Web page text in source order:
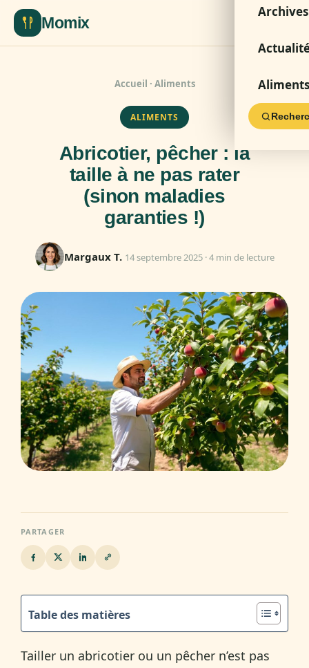
Momix
Archives
Aliments
Accueil · Aliments
ALIMENTS
Abricotier, pêcher : la
taille à ne pas rater
(sinon maladies
garanties !)
Margaux T. 14 septembre 2025 · 4 min de lecture
PARTAGER
Table des matières
Tailler un abricotier ou un pêcher n’est pas